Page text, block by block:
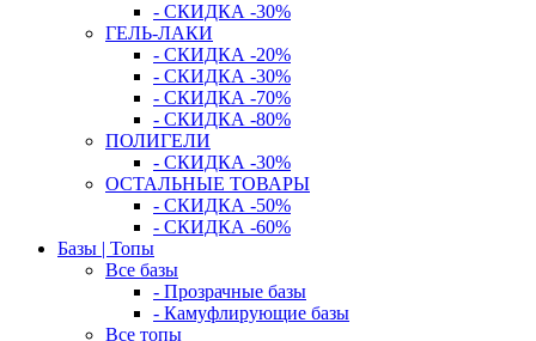
- СКИДКА -30%
ГЕЛЬ-ЛАКИ
- СКИДКА -20%
- СКИДКА -30%
- СКИДКА -70%
- СКИДКА -80%
ПОЛИГЕЛИ
- СКИДКА -30%
ОСТАЛЬНЫЕ ТОВАРЫ
- СКИДКА -50%
- СКИДКА -60%
Базы | Топы
Все базы
- Прозрачные базы
- Камуфлирующие базы
Все топы